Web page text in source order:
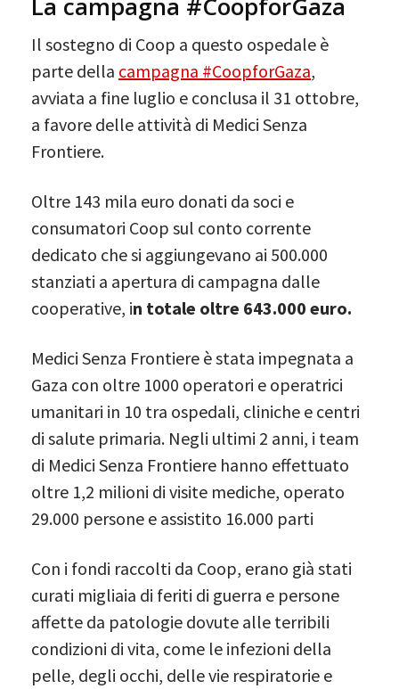
Il sostegno di Coop a questo ospedale è
parte della campagna #CoopforGaza,
avviata a fine luglio e conclusa il 31 ottobre,
a favore delle attività di Medici Senza
Frontiere.
Oltre 143 mila euro donati da soci e
consumatori Coop sul conto corrente
dedicato che si aggiungevano ai 500.000
stanziati a apertura di campagna dalle
cooperative, in totale oltre 643.000 euro.
Medici Senza Frontiere è stata impegnata a
Gaza con oltre 1000 operatori e operatrici
umanitari in 10 tra ospedali, cliniche e centri
di salute primaria. Negli ultimi 2 anni, i team
di Medici Senza Frontiere hanno effettuato
oltre 1,2 milioni di visite mediche, operato
29.000 persone e assistito 16.000 parti
Con i fondi raccolti da Coop, erano già stati
curati migliaia di feriti di guerra e persone
affette da patologie dovute alle terribili
condizioni di vita, come le infezioni della
pelle, degli occhi, delle vie respiratorie e